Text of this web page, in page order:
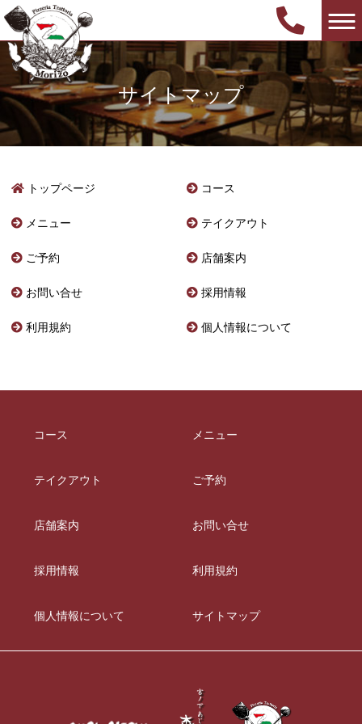
サイトマップ
トップページ コース
メニュー テイクアウト
ご予約 店舗案内
お問い合せ 採用情報
利用規約 個人情報について
コース メニュー
テイクアウト ご予約
店舗案内 お問い合せ
採用情報 利用規約
個人情報について サイトマップ